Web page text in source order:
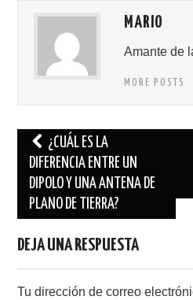
MARIO
Amante de
MORE POSTS
Navegación
de
entradas
¿CUÁL ES LA
DIFERENCIA ENTRE UN
DIPOLO Y UNA ANTENA DE
PLANO DE TIERRA?
DEJA UNA RESPUESTA
Tu dirección de correo